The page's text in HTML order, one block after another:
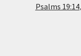
Psalms 19:14,